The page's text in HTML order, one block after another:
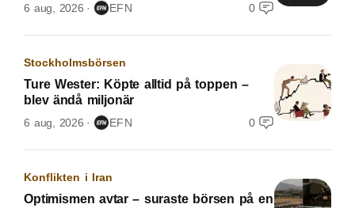
6 aug, 2026 EFN 0
Stockholmsbörsen
Ture Wester: Köpte alltid på toppen –
blev ändå miljonär
6 aug, 2026 EFN 0
Konflikten i Iran
Optimismen avtar – suraste börsen på en